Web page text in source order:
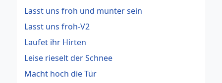
Lasst uns froh und munter sein
Lasst uns froh-V2
Laufet ihr Hirten
Leise rieselt der Schnee
Macht hoch die Tür